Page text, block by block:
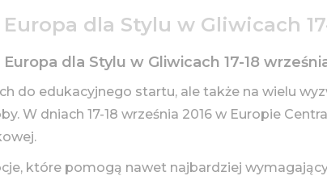
Europa dla Stylu w Gliwicach
Europa dla Stylu w Gliwicach 17-18
do edukacyjnego startu, ale także na wielu
W dniach 17-18 września 2016 w Europie
które pomogą nawet najbardziej